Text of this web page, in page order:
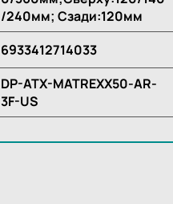
/240мм; Сзади:120мм
6933412714033
DP-ATX-MATREXX50-AR-
3F-US